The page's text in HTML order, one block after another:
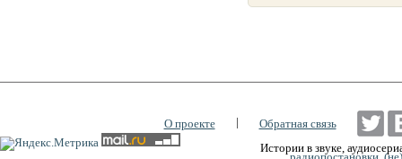
О проекте |
Обратная связь
Истории в звуке,